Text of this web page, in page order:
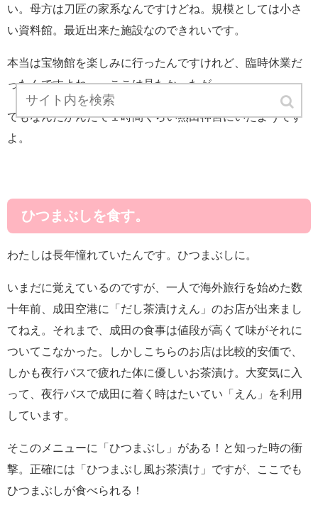
い。母方は刀匠の家系なんですけどね。規模としては小さ
い資料館。最近出来た施設なのできれいです。
本当は宝物館を楽しみに行ったんですけれど、臨時休業だ
ったんですよねー。ここは見たかったが。
でもなんだかんだで１時間くらい熱田神宮にいたようです
よ。
ひつまぶしを食す。
わたしは長年憧れていたんです。ひつまぶしに。
いまだに覚えているのですが、一人で海外旅行を始めた数
十年前、成田空港に「だし茶漬けえん」のお店が出来まし
てねえ。それまで、成田の食事は値段が高くて味がそれに
ついてこなかった。しかしこちらのお店は比較的安価で、
しかも夜行バスで疲れた体に優しいお茶漬け。大変気に入
って、夜行バスで成田に着く時はたいてい「えん」を利用
しています。
そこのメニューに「ひつまぶし」がある！と知った時の衝
撃。正確には「ひつまぶし風お茶漬け」ですが、ここでも
ひつまぶしが食べられる！